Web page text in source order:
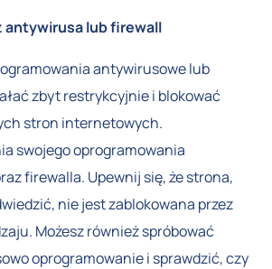
antywirusa lub firewall
antywirusowe lub
zbyt restrykcyjnie i blokować
stron internetowych.
swojego oprogramowania
firewalla. Upewnij się, że strona,
nie jest zablokowana przez
Możesz również spróbować
oprogramowanie i sprawdzić, czy